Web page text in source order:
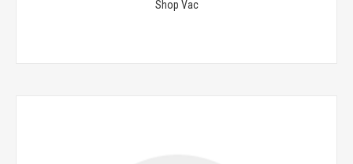
Shop Vac